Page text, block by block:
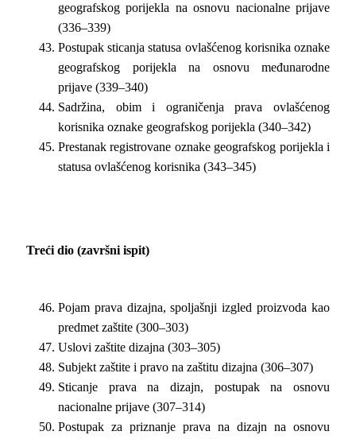
geografskog porijekla na osnovu nacionalne prijave
(336–339)
Postupak sticanja statusa ovlašćenog korisnika oznake
geografskog porijekla na osnovu međunarodne
prijave (339–340)
Sadržina, obim i ograničenja prava ovlašćenog
korisnika oznake geografskog porijekla (340–342)
Prestanak registrovane oznake geografskog porijekla i
statusa ovlašćenog korisnika (343–345)
Treći dio (završni ispit)
Pojam prava dizajna, spoljašnji izgled proizvoda kao
predmet zaštite (300–303)
Uslovi zaštite dizajna (303–305)
Subjekt zaštite i pravo na zaštitu dizajna (306–307)
Sticanje prava na dizajn, postupak na osnovu
nacionalne prijave (307–314)
Postupak za priznanje prava na dizajn na osnovu